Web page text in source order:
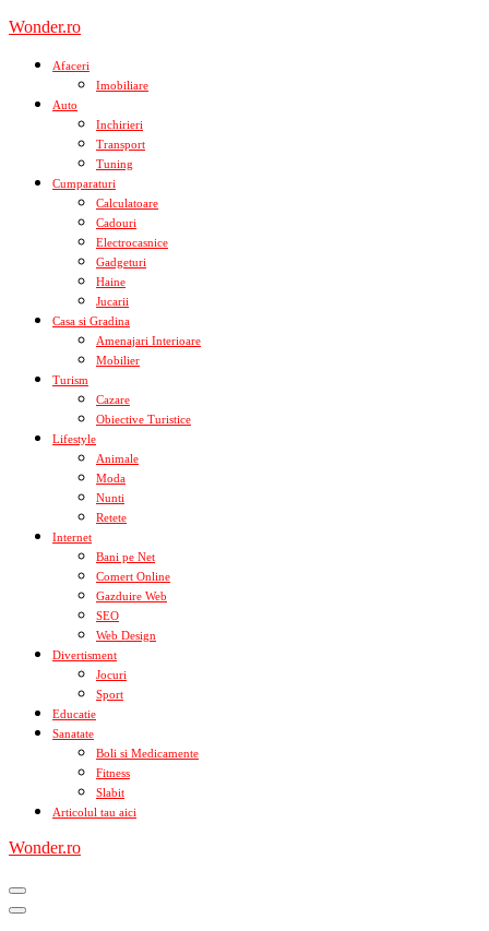
Skip
content
Wonder.ro
Afaceri
Imobiliare
Auto
Inchirieri
Transport
Tuning
Cumparaturi
Calculatoare
Cadouri
Electrocasnice
Gadgeturi
Haine
Jucarii
Casa si Gradina
Amenajari Interioare
Mobilier
Turism
Cazare
Obiective Turistice
Lifestyle
Animale
Moda
Nunti
Retete
Internet
Bani pe Net
Comert Online
Gazduire Web
SEO
Web Design
Divertisment
Jocuri
Sport
Educatie
Sanatate
Boli si Medicamente
Fitness
Slabit
Articolul tau aici
Wonder.ro